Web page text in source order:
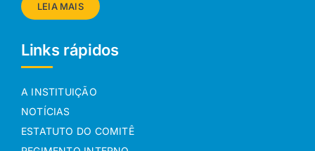
LEIA MAIS
Links rápidos
A INSTITUIÇÃO
NOTÍCIAS
ESTATUTO DO COMITÊ